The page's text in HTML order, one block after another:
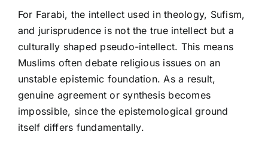
For Farabi, the intellect used in theology, Sufism,
and jurisprudence is not the true intellect but a
culturally shaped pseudo-intellect. This means
Muslims often debate religious issues on an
unstable epistemic foundation. As a result,
genuine agreement or synthesis becomes
impossible, since the epistemological ground
itself differs fundamentally.